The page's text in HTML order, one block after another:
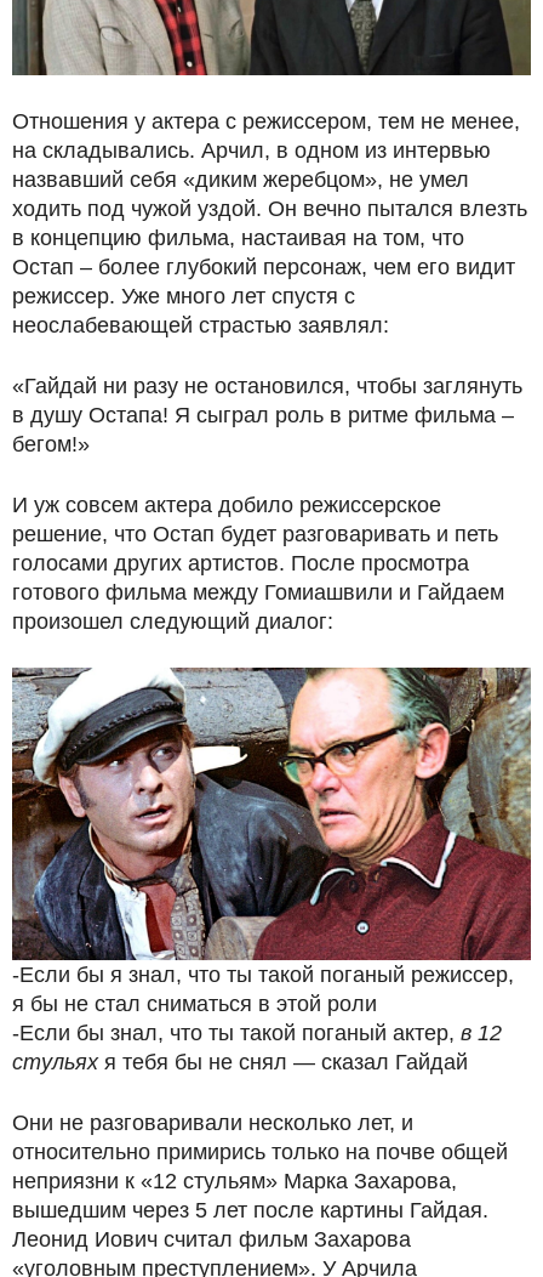
Отношения у актера с режиссером, тем не менее,
на складывались. Арчил, в одном из интервью
назвавший себя «диким жеребцом», не умел
ходить под чужой уздой. Он вечно пытался влезть
в концепцию фильма, настаивая на том, что
Остап – более глубокий персонаж, чем его видит
режиссер. Уже много лет спустя с
неослабевающей страстью заявлял:
«Гайдай ни разу не остановился, чтобы заглянуть
в душу Остапа! Я сыграл роль в ритме фильма –
бегом!»
И уж совсем актера добило режиссерское
решение, что Остап будет разговаривать и петь
голосами других артистов. После просмотра
готового фильма между Гомиашвили и Гайдаем
произошел следующий диалог:
-Если бы я знал, что ты такой поганый режиссер,
я бы не стал сниматься в этой роли
-Если бы знал, что ты такой поганый актер, в 12
стульяхя тебя бы не снял — сказал Гайдай
Они не разговаривали несколько лет, и
относительно примирись только на почве общей
неприязни к «12 стульям» Марка Захарова,
вышедшим через 5 лет после картины Гайдая.
Леонид Иович считал фильм Захарова
«уголовным преступлением». У Арчила